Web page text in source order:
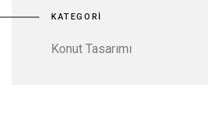
KATEGORİ
Konut Tasarımı